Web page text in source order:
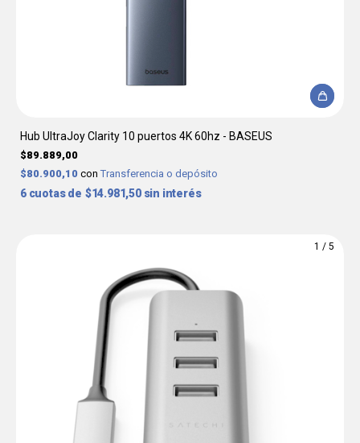
Hub UltraJoy Clarity 10 puertos 4K 60hz - BASEUS
$89.889,00
$80.900,10 con Transferencia o depósito
6 $14.981,50 sin interés
1 / 5